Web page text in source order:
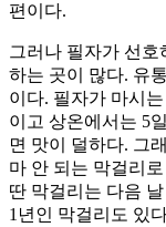
편이다.
그러나 필자가 선호
하는 곳이 많다. 유
이다. 필자가 마시
이고 상온에서는 5
면 맛이 덜하다. 그
마 안 되는 막걸리
딴 막걸리는 다음
1년인 막걸리도 있